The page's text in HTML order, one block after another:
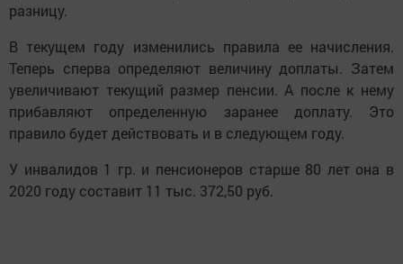
разницу.
В текущем году изменились правила ее начисления.
Теперь сперва определяют величину доплаты. Затем
увеличивают текущий размер пенсии. А после к нему
прибавляют определенную заранее доплату. Это
правило будет действовать и в следующем году.
У инвалидов 1 гр. и пенсионеров старше 80 лет она в
2020 году составит 11 тыс. 372,50 руб.